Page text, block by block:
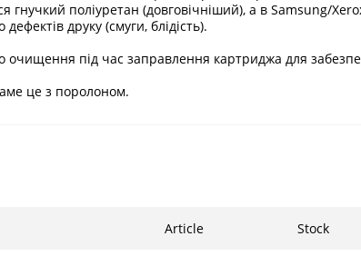
гнучкий поліуретан (довговічніший), а в Samsung/
друку (смуги, блідість).
під час заправлення картриджа для
це з поролоном.
Article Stock